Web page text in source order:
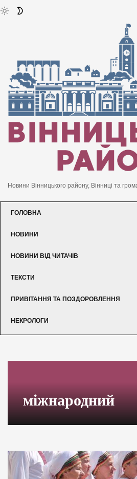
Новини Вінницького району, Вінниці та
ГОЛОВНА
НОВИНИ
НОВИНИ ВІД ЧИТАЧІВ
ТЕКСТИ
ПРИВІТАННЯ ТА ПОЗДОРОВЛЕННЯ
НЕКРОЛОГИ
міжнародний